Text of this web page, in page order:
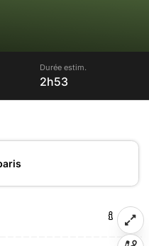
Durée estim.
2h53